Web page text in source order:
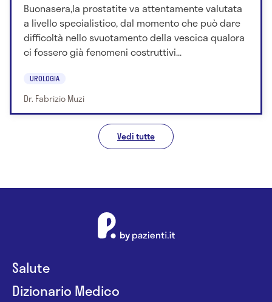
Buonasera,la prostatite va attentamente valutata
a livello specialistico, dal momento che può dare
difficoltà nello svuotamento della vescica qualora
ci fossero già fenomeni costruttivi...
UROLOGIA
Dr. Fabrizio Muzi
Vedi tutte
Salute
Dizionario Medico